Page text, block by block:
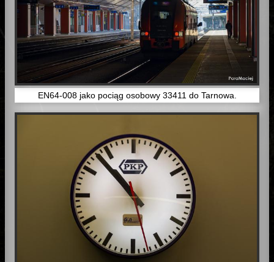
EN64-008 jako pociąg osobowy 33411 do Tarnowa.